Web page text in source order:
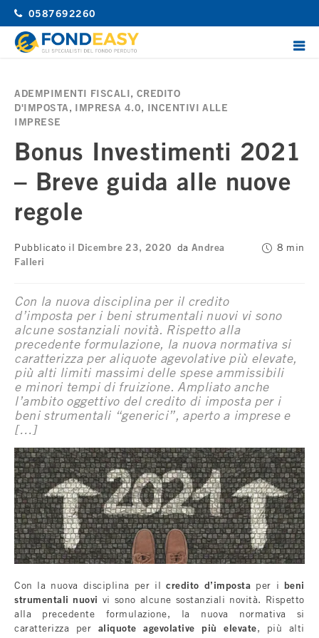
contenuto
0587692260
ADEMPIMENTI FISCALI, CREDITO
D'IMPOSTA, IMPRESA 4.0, INCENTIVI ALLE
IMPRESE
Bonus Investimenti 2021
– Breve guida alle nuove
regole
Pubblicato il Dicembre 23, 2020 da Andrea
Falleri
8 min
Con la nuova disciplina per il credito
d’imposta per i beni strumentali nuovi vi sono
alcune sostanziali novità. Rispetto alla
precedente formulazione, la nuova normativa si
caratterizza per aliquote agevolative più elevate,
più alti limiti massimi delle spese ammissibili
e minori tempi di fruizione. Ampliato anche
l’ambito oggettivo del credito di imposta per i
beni strumentali “generici”, aperto a imprese e
[…]
Con la nuova disciplina per ilcredito d’imposta per i beni
strumentali nuovi vi sono alcune sostanziali novità. Rispetto
alla precedente formulazione, la nuova normativa si
caratterizza per aliquote agevolative più elevate, più alti